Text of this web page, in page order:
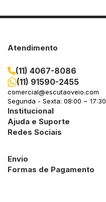
Atendimento
(11) 4067-8086
(11) 91590-2455
comercial@escutaoveio.com
Segunda - Sexta: 08:00 ~ 17:30
Institucional
Ajuda e Suporte
Redes Sociais
Envio
Formas de Pagamento